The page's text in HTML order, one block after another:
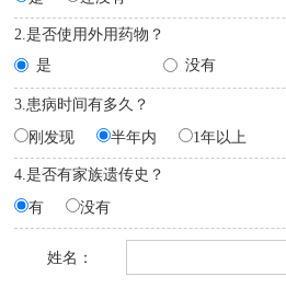
2.是否使用外用药物？
是
没有
3.患病时间有多久？
刚发现
半年内 1年以上
4.是否有家族遗传史？
有
没有
姓名：